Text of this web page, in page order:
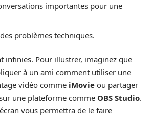
importantes pour une
problèmes techniques.
infinies. Pour illustrer, imaginez que
à un ami comment utiliser une
vidéo comme iMovie ou partager
une plateforme comme OBS Studio.
vous permettra de le faire